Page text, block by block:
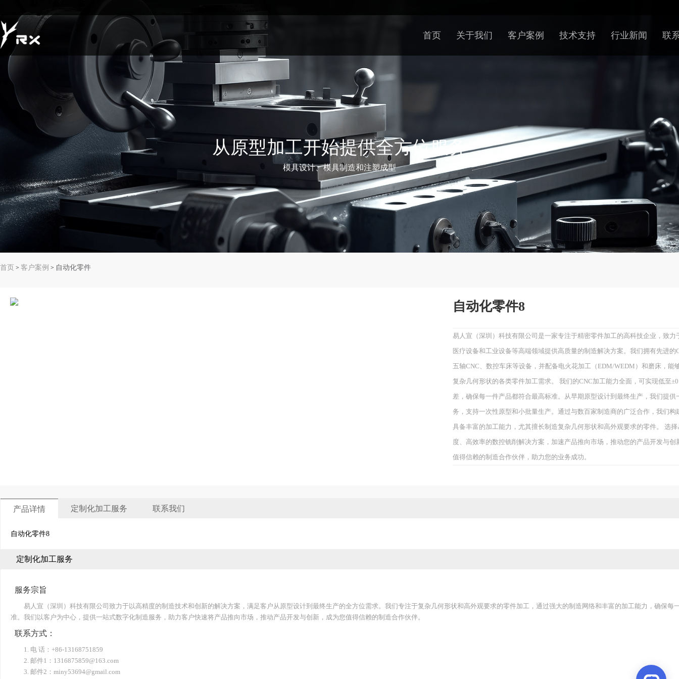
首页 关于我们 客户案例 技术支持 行业新闻 联
从原型加工开始提供全方位服务
模具设计、模具制造和注塑成型
首页 > 客户案例 > 自动化零件
自动化零件8
易人宣（深圳）科技有限公司是一家专注于精密零件加工的高科技企业，致力
医疗设备和工业设备等高端领域提供高质量的制造解决方案。我们拥有先进的
五轴CNC、数控车床等设备，并配备电火花加工（EDM/WEDM）和磨床，能
复杂几何形状的各类零件加工需求。 我们的CNC加工能力全面，可实现低至
差，确保每一件产品都符合最高标准。从早期原型设计到最终生产，我们提供
务，支持一次性原型和小批量生产。通过与数百家制造商的广泛合作，我们构
具备丰富的加工能力，尤其擅长制造复杂几何形状和高外观要求的零件。 选
度、高效率的数控铣削解决方案，加速产品推向市场，推动您的产品开发与创
值得信赖的制造合作伙伴，助力您的业务成功。
产品详情 定制化加工服务 联系我们
自动化零件8
定制化加工服务
服务宗旨
易人宣（深圳）科技有限公司致力于以高精度的制造技术和创新的解决方案，满足客户从原型设计到最终生产的全方位需求。我们专注于复杂几何形状和高外观要求的零件加工，通过强大的制造网络和丰富的加工能力，确保每
准。我们以客户为中心，提供一站式数字化制造服务，助力客户快速将产品推向市场，推动产品开发与创新，成为您值得信赖的制造合作伙伴。
联系方式：
1. 电 话：+86-13168751859
2. 邮件1：1316875859@163.com
3. 邮件2：miny53694@gmail.com